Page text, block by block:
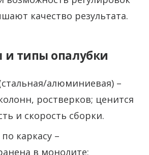
качество результата.
типы опалубки
алюминиевая) –
ростверков; ценится
и скорость сборки.
каркасу –
в монолите;